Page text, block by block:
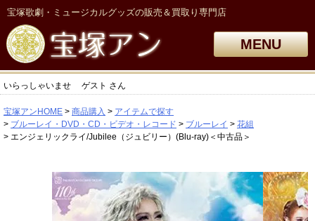
宝塚歌劇・ミュージカルグッズの販売＆買取り専門店
MENU
いらっしゃいませ ゲスト さん
宝塚アンHOME 商品購入
アイテムで探す
ブルーレイ・DVD・CD・ビデオ・レコード
ブルーレイ
花組
エンジェリックライ/Jubilee（ジュビリー）(Blu-ray)＜中古品＞